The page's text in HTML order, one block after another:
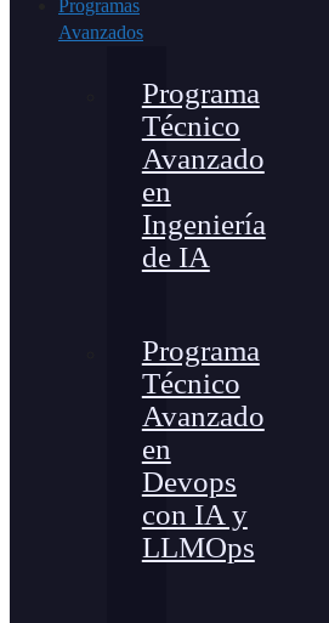
Programas
Avanzados
Programa
Técnico
Avanzado
en
Ingeniería
de IA
Programa
Técnico
Avanzado
en
Devops
con IA y
LLMOps